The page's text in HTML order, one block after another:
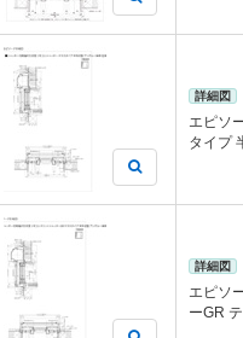
詳細図
エピソ
タイプ
詳細図
エピソ
ーGR